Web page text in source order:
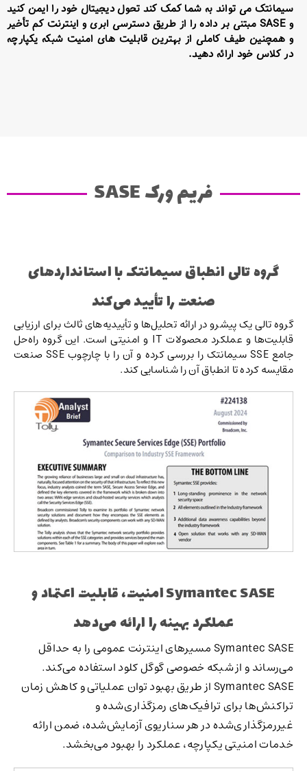
سیمانتک می تواند به شما کمک کند تحول دیجیتال خود را ایمن کنید
و SASE مبتنی بر داده را از طریق دسترسی ابری و اینترنت کم تأخیر
و همچنین طیف کاملی از بهترین قابلیت های امنیت شبکه یکپارچه
در کلاس خود ارائه دهید.
فریم ورک SASE
گروه تالی انطباق سیمانتک با استانداردهای
صنعت را تأیید می‌کند
گروه تالی یک پیشرو در ارائه تحلیل‌ها و تأییدیه‌های ثالث برای ارزیابی
قابلیت‌ها و عملکرد محصولات IT و امنیتی است. این گروه راه‌حل
جامع SSE سیمانتک را بررسی کرده و آن را با چارچوب SSE صنعت
مقایسه کرده تا انطباق آن را شناسایی کند.
Symantec SASE امنیت، قابلیت اعتماد و
عملکرد بهینه را ارائه می‌دهد
Symantec SASE مسیرهای اینترنت عمومی را به حداقل
می‌رساند و از شبکه خصوصی گوگل کلود استفاده می‌کند.
Symantec SASE از طریق بهبود توان عملیاتی و کاهش زمان
تراکنش‌ها برای ترافیک‌های رمزگذاری‌شده و
غیررمزگذاری‌شده در هر سناریوی آزمایش‌شده، ضمن ارائه
خدمات امنیتی یکپارچه، عملکرد را بهبود می‌بخشد.